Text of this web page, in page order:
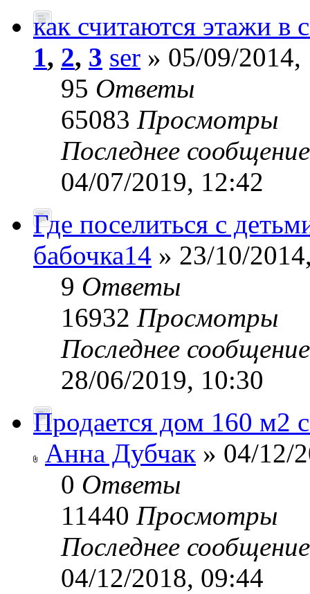
как считаются этажи в
1, 2, 3 ser » 05/09/2014,
95 Ответы
65083 Просмотры
Последнее
04/07/2019, 12:42
Где поселиться с
бабочка14 » 23/10/
9 Ответы
16932 Просмотры
Последнее
28/06/2019, 10:30
Продается дом 160 м2
Анна Дубчак » 04/12/
0 Ответы
11440 Просмотры
Последнее
04/12/2018, 09:44